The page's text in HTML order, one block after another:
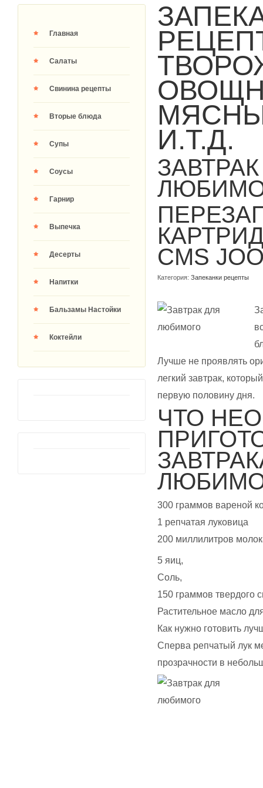
Главная
Салаты
Свинина рецепты
Вторые блюда
Супы
Соусы
Гарнир
Выпечка
Десерты
Напитки
Бальзамы Настойки
Коктейли
И.Т.Д.
CMS
Категория: Запеканки рецепты
Лучше не проявлять
легкий завтрак,
первую половину дня.
ЧТО
300 граммов вареной
1 репчатая луковица
200 миллилитров
5 яиц,
Соль,
150 граммов твердого
Растительное масло
Как нужно готовить
Сперва репчатый лук
прозрачности в